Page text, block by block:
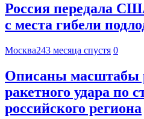
Россия передала
с места гибели
Москва243 месяца спустя 0
Описаны масштабы
ракетного удара по
российского региона